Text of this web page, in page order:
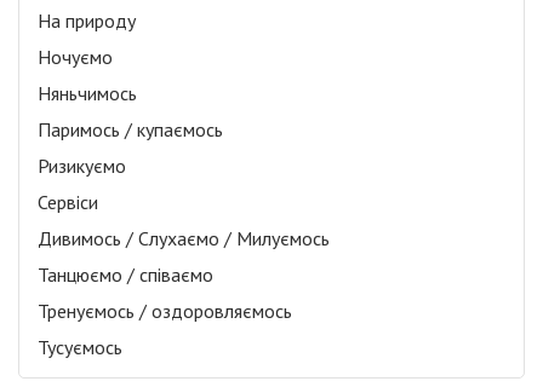
На природу
Ночуємо
Няньчимось
Паримось / купаємось
Ризикуємо
Сервіси
Дивимось / Слухаємо / Милуємось
Танцюємо / співаємо
Тренуємось / оздоровляємось
Тусуємось